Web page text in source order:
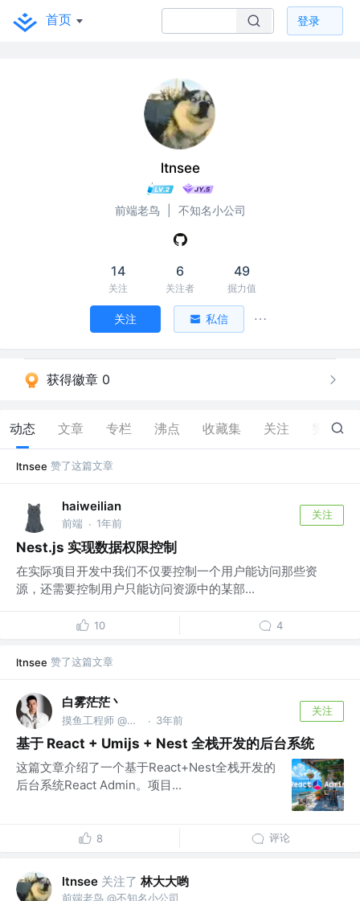
首页 登录
ltnsee
前端老鸟 不知名小公司
14
关注
6
关注者
49
掘力值
关注 私信
获得徽章 0
动态 文章 专栏 沸点 收藏集 关注 115
ltnsee 赞了这篇文章
haiweilian
前端 · 1年前
关注
Nest.js 实现数据权限控制
在实际项目开发中我们不仅要控制一个用户能访问那些资
源，还需要控制用户只能访问资源中的某部...
10 4
ltnsee 赞了这篇文章
白雾茫茫丶
摸鱼工程师 @谜叶象限 · 3年前
关注
基于 React + Umijs + Nest 全栈开发的后台系统
这篇文章介绍了一个基于React+Nest全栈开发的
后台系统React Admin。项目...
8 评论
ltnsee 关注了 林大大哟
前端老鸟 @不知名小公司